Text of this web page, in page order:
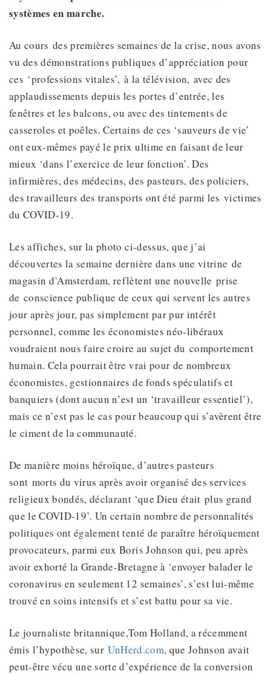
systèmes en marche.
Au cours des premières semaines de la crise, nous avons
vu des démonstrations publiques d’appréciation pour
ces ‘professions vitales’, à la télévision, avec des
applaudissements depuis les portes d’entrée, les
fenêtres et les balcons, ou avec des tintements de
casseroles et poêles. Certains de ces ‘sauveurs de vie’
ont eux-mêmes payé le prix ultime en faisant de leur
mieux ‘dans l’exercice de leur fonction’. Des
infirmières, des médecins, des pasteurs, des policiers,
des travailleurs des transports ont été parmi les victimes
du COVID-19.
Les affiches, sur la photo ci-dessus, que j’ai
découvertes la semaine dernière dans une vitrine de
magasin d’Amsterdam, reflètent une nouvelle prise
de conscience publique de ceux qui servent les autres
jour après jour, pas simplement par pur intérêt
personnel, comme les économistes néo-libéraux
voudraient nous faire croire au sujet du comportement
humain. Cela pourrait être vrai pour de nombreux
économistes, gestionnaires de fonds spéculatifs et
banquiers (dont aucun n’est un ‘travailleur essentiel’),
mais ce n’est pas le cas pour beaucoup qui s’avèrent être
le ciment de la communauté.
De manière moins héroïque, d’autres pasteurs
sont morts du virus après avoir organisé des services
religieux bondés, déclarant ‘que Dieu était plus grand
que le COVID-19’. Un certain nombre de personnalités
politiques ont également tenté de paraître héroïquement
provocateurs, parmi eux Boris Johnson qui, peu après
avoir exhorté la Grande-Bretagne à ‘envoyer balader le
coronavirus en seulement 12 semaines’, s’est lui-même
trouvé en soins intensifs et s’est battu pour sa vie.
Le journaliste britannique,Tom Holland, a récemment
émis l’hypothèse, surUnHerd.com, que Johnson avait
peut-être vécu une sorte d’expérience de la conversion